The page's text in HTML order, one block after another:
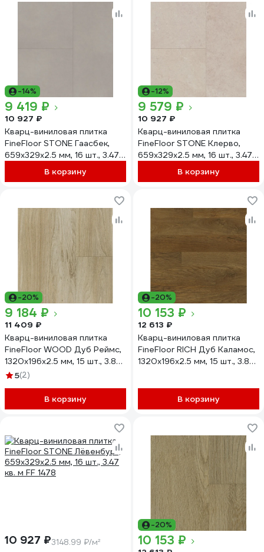
-14%
9 419 ₽
10 927 ₽
Кварц-виниловая плитка
FineFloor STONE Гаасбек,
659х329х2.5 мм, 16 шт., 3.47
кв. м FF 1480В корзину
-12%
9 579 ₽
10 927 ₽
Кварц-виниловая плитка
FineFloor STONE Клерво,
659х329х2.5 мм, 16 шт., 3.47
кв. м FF 1465В корзину
-20%
9 184 ₽
11 409 ₽
Кварц-виниловая плитка
FineFloor WOOD Дуб Реймс,
1320х196х2.5 мм, 15 шт., 3.88
кв. м FF 1427
5(2)
В корзину
-20%
10 153 ₽
12 613 ₽
Кварц-виниловая плитка
FineFloor RICH Дуб Каламос,
1320х196х2.5 мм, 15 шт., 3.88
В корзину
10 927 ₽3148.99 ₽/м²
-20%
10 153 ₽